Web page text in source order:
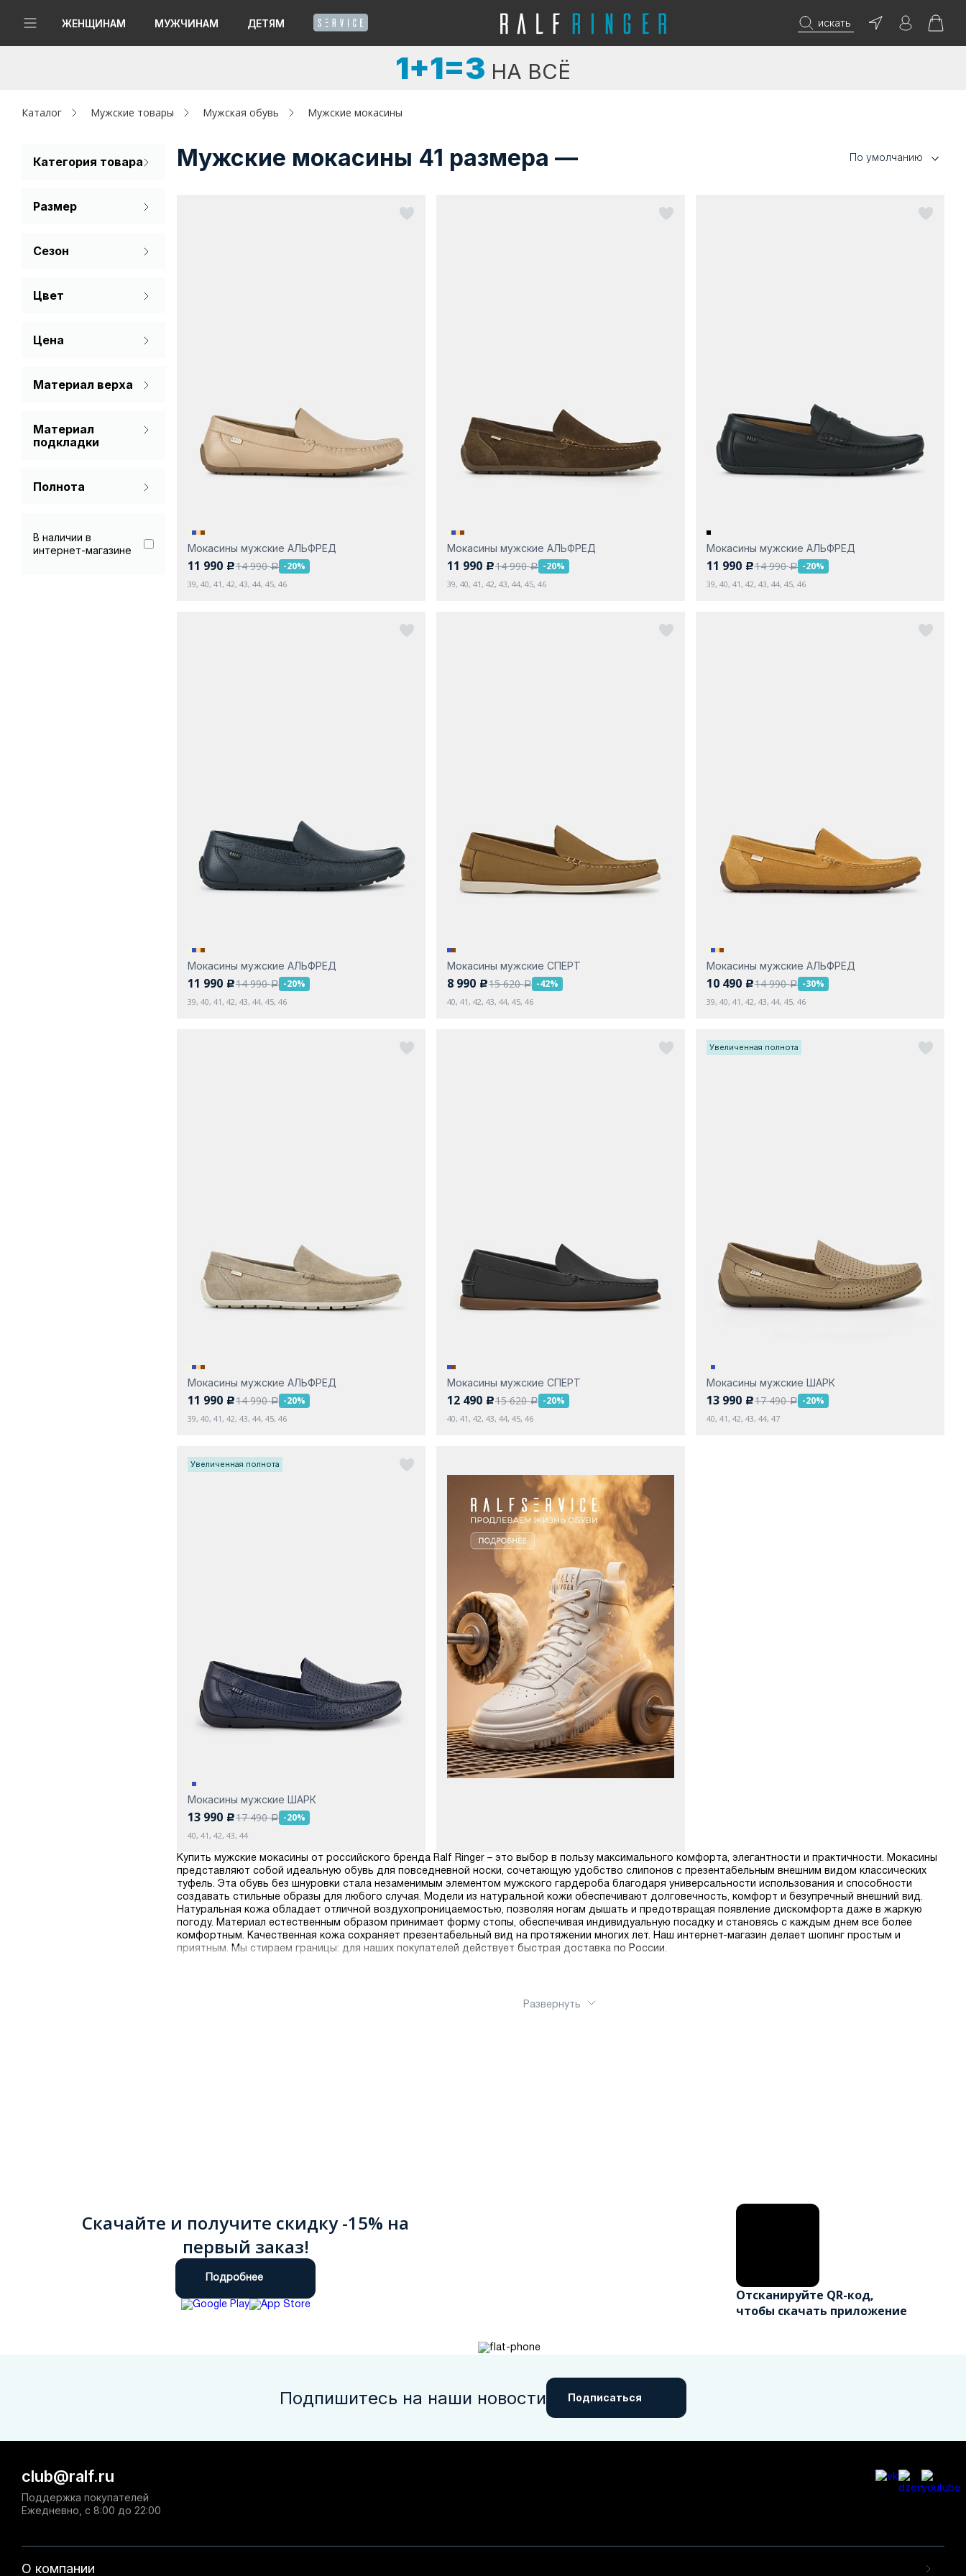
ЖЕНЩИНАМ МУЖЧИНАМ ДЕТЯМ искать
Женщинам
Капсула
Аутлет
1+1=3 НА ВСЁ
Каталог Мужские товары Мужская обувь Мужские мокасины
Категория товара
Размер
45
Сезон
Цвет
Черный
Цена
Материал верха
Нубук
Материал
подкладки
Натуральная кожа
Полнота
На широкую ногу
Стандарт
В наличии в
интернет-магазине
Мужские мокасины 41 размера — По умолчанию
Мокасины мужские АЛЬФРЕД
11 990 c14 990a -20%
39, 40, 41, 42, 43, 44, 45, 46
Мокасины мужские АЛЬФРЕД
11 990 c14 990a -20%
39, 40, 41, 42, 43, 44, 45, 46
Мокасины мужские АЛЬФРЕД
11 990 c14 990a -20%
39, 40, 41, 42, 43, 44, 45, 46
Мокасины мужские АЛЬФРЕД
11 990 c14 990a -20%
39, 40, 41, 42, 43, 44, 45, 46
Мокасины мужские СПЕРТ
8 990 c15 620a -42%
40, 41, 42, 43, 44, 45, 46
Мокасины мужские АЛЬФРЕД
10 490 c14 990a -30%
39, 40, 41, 42, 43, 44, 45, 46
Мокасины мужские АЛЬФРЕД
11 990 c14 990a -20%
39, 40, 41, 42, 43, 44, 45, 46
Мокасины мужские СПЕРТ
12 490 c15 620a -20%
40, 41, 42, 43, 44, 45, 46
Увеличенная полнота
Мокасины мужские ШАРК
13 990 c17 490a -20%
40, 41, 42, 43, 44, 47
Увеличенная полнота
Мокасины мужские ШАРК
13 990 c17 490a -20%
40, 41, 42, 43, 44
Купить мужские мокасины от российского бренда Ralf Ringer – это выбор в пользу максимального комфорта, элегантности и практичности. Мокасины
представляют собой идеальную обувь для повседневной носки, сочетающую удобство слипонов с презентабельным внешним видом классических
туфель. Эта обувь без шнуровки стала незаменимым элементом мужского гардероба благодаря универсальности использования и способности
создавать стильные образы для любого случая. Модели из натуральной кожи обеспечивают долговечность, комфорт и безупречный внешний вид.
Натуральная кожа обладает отличной воздухопроницаемостью, позволяя ногам дышать и предотвращая появление дискомфорта даже в жаркую
погоду. Материал естественным образом принимает форму стопы, обеспечивая индивидуальную посадку и становясь с каждым днем все более
комфортным. Качественная кожа сохраняет презентабельный вид на протяжении многих лет. Наш интернет-магазин делает шопинг простым и
приятным. Мы стираем границы: для наших покупателей действует быстрая доставка по России.
Развернуть
Скачайте и получите скидку -15% на
первый заказ!
Подробнее
Отсканируйте QR-код,
чтобы скачать приложение
Подпишитесь на наши новости Подписаться
О компании
club@ralf.ru
Поддержка покупателей
Ежедневно, с 8:00 до 22:00